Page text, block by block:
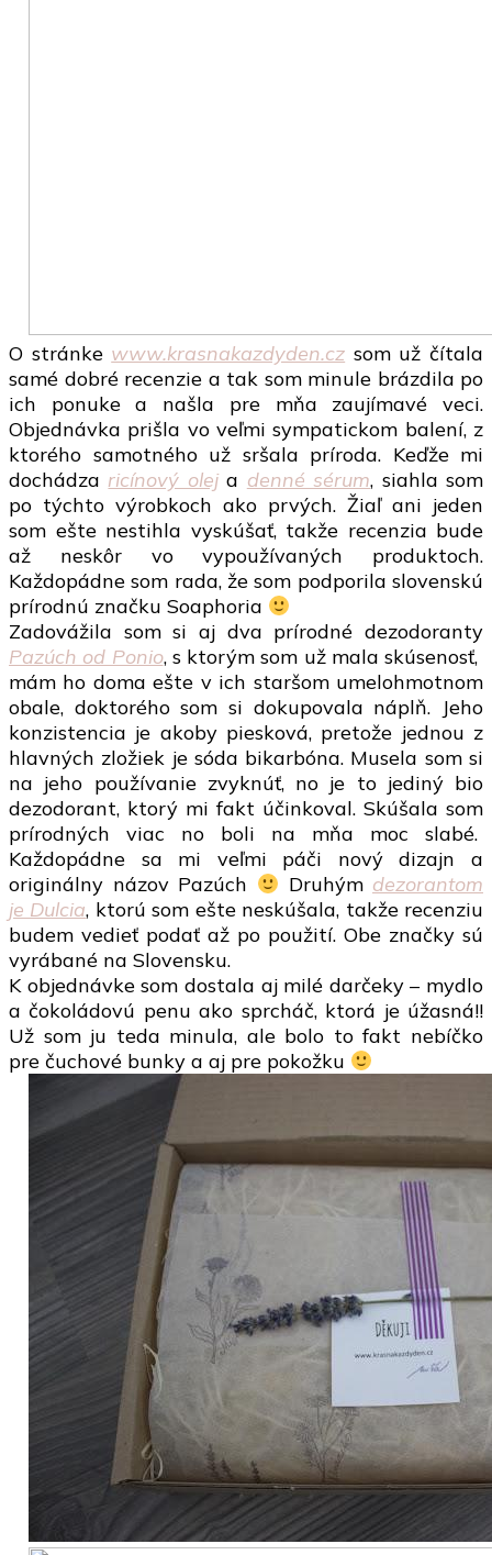
O stránke www.krasnakazdyden.cz som už čítala
samé dobré recenzie a tak som minule brázdila po
ich ponuke a našla pre mňa zaujímavé veci.
Objednávka prišla vo veľmi sympatickom balení, z
ktorého samotného už sršala príroda. Keďže mi
dochádza ricínový oleja denné sérum, siahla som
po týchto výrobkoch ako prvých. Žiaľ ani jeden
som ešte nestihla vyskúšať, takže recenzia bude
až neskôr vo vypoužívaných produktoch.
Každopádne som rada, že som podporila slovenskú
prírodnú značku Soaphoria
Zadovážila som si aj dva prírodné dezodoranty
Pazúch od Ponio, s ktorým som už mala skúsenosť,
mám ho doma ešte v ich staršom umelohmotnom
obale, doktorého som si dokupovala náplň. Jeho
konzistencia je akoby piesková, pretože jednou z
hlavných zložiek je sóda bikarbóna. Musela som si
na jeho používanie zvyknúť, no je to jediný bio
dezodorant, ktorý mi fakt účinkoval. Skúšala som
prírodných viac no boli na mňa moc slabé.
Každopádne sa mi veľmi páči nový dizajn a
originálny názov Pazúch
Druhým dezorantom
je Dulcia, ktorú som ešte neskúšala, takže recenziu
budem vedieť podať až po použití. Obe značky sú
vyrábané na Slovensku.
K objednávke som dostala aj milé darčeky – mydlo
a čokoládovú penu ako sprcháč, ktorá je úžasná!!
Už som ju teda minula, ale bolo to fakt nebíčko
pre čuchové bunky a aj pre pokožku